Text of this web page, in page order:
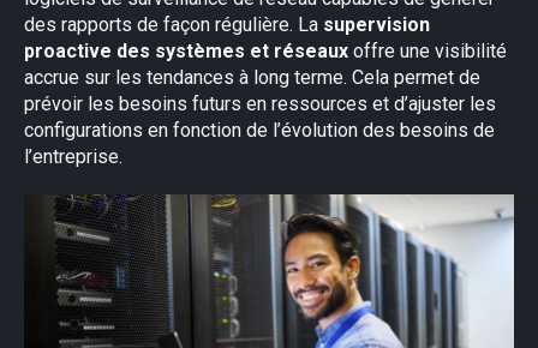
des rapports de façon régulière. La supervision
proactive des systèmes et réseaux offre une visibilité
accrue sur les tendances à long terme. Cela permet de
prévoir les besoins futurs en ressources et d’ajuster les
configurations en fonction de l’évolution des besoins de
l’entreprise.